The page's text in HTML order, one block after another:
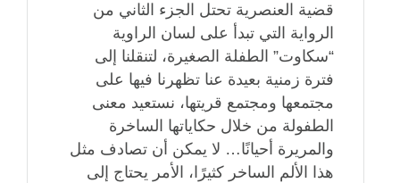
قضية العنصرية تحتل الجزء الثاني من
الرواية التي تبدأ على لسان الراوية
“سكاوت” الطفلة الصغيرة، لتنقلنا إلى
فترة زمنية بعيدة عنا تظهرنا فيها على
مجتمعها ومجتمع قريتها، نستعيد معنى
الطفولة من خلال حكاياتها الساخرة
والمريرة أحيانًا… لا يمكن أن تصادف مثل
هذا الألم الساخر كثيرًا، الأمر يحتاج إلى